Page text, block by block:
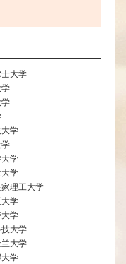
大学
学
学
学
理工大学
学
学
大学
大学
学